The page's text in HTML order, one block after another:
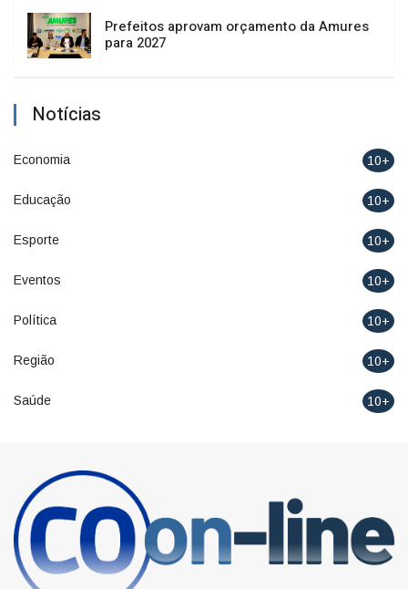
Prefeitos aprovam orçamento da Amures
para 2027
Notícias
Economia 10+
Educação 10+
Esporte 10+
Eventos 10+
Política 10+
Região 10+
Saúde 10+